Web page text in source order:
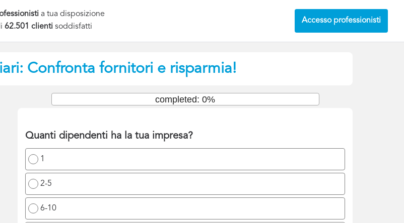
a tua disposizione
62.501 clientisoddisfatti
Accesso professionisti
Confronta fornitori e risparmia!
Quanti dipendenti ha la tua impresa?
1
2-5
6-10
completed: 0%